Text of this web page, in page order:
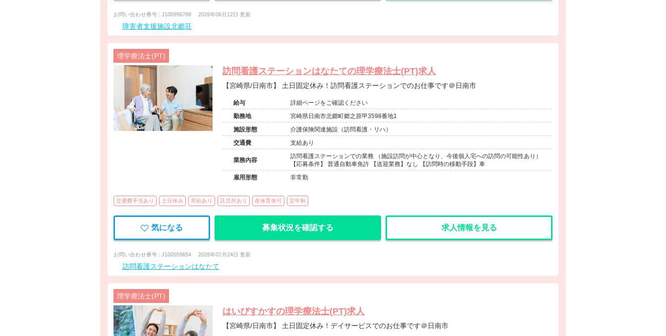
お問い合わせ番号 : J100996788 2026年06月12日 更新
障害者支援施設北郷荘
理学療法士(PT)
訪問看護ステーションはなたての理学療法士(PT)求人
【宮崎県/日南市】 土日固定休み！訪問看護ステーションでのお仕事です＠日南市
給与
詳細ページをご確認ください
勤務地
宮崎県日南市北郷町郷之原甲3598番地1
施設形態
介護保険関連施設（訪問看護・リハ）
交通費
支給あり
業務内容
訪問看護ステーションでの業務 （施設訪問が中心となり、今後個人宅への訪問の可能性あり）
【応募条件】 普通自動車免許 【送迎業務】なし 【訪問時の移動手段】車
雇用形態
非常勤
交通費手当あり 土日休み 昇給あり 託児所あり 産休育休可 定年制
気になる 募集状況を確認する 求人情報を見る
お問い合わせ番号 : J100559654 2026年07月24日 更新
訪問看護ステーションはなたて
理学療法士(PT)
はいびすかすの理学療法士(PT)求人
【宮崎県/日南市】 土日固定休み！デイサービスでのお仕事です＠日南市